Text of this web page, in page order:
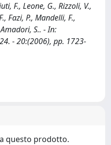
F., Leone, G., Rizzoli, V.,
Fazi, P., Mandelli, F.,
Amadori, S.. - In:
- 20:(2006), pp. 1723-
questo prodotto.